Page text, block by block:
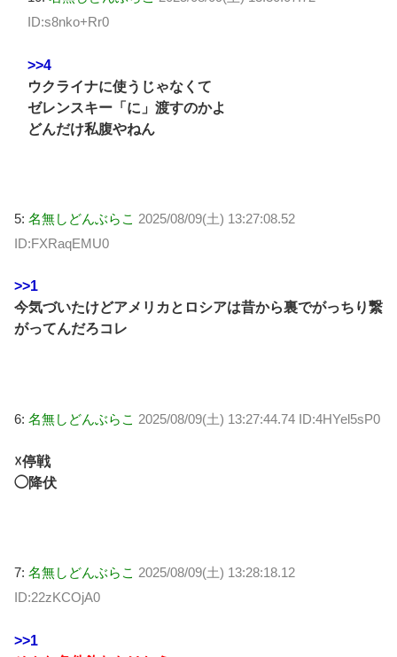
ID:s8nko+Rr0
>>4
ウクライナに使うじゃなくて
ゼレンスキー「に」渡すのかよ
どんだけ私腹やねん
5: 名無しどんぶらこ 2025/08/09(土) 13:27:08.52
ID:FXRaqEMU0
>>1
今気づいたけどアメリカとロシアは昔から裏でがっちり繋
がってんだろコレ
6: 名無しどんぶらこ 2025/08/09(土) 13:27:44.74 ID:4HYel5sP0
☓停戦
◯降伏
7: 名無しどんぶらこ 2025/08/09(土) 13:28:18.12
ID:22zKCOjA0
>>1